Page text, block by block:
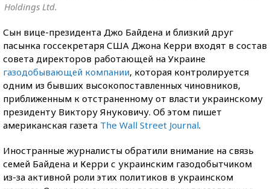
Holdings Ltd.
Сын вице-президента Джо Байдена и близкий друг
пасынка госсекретаря США Джона Керри входят в состав
совета директоров работающей на Украине
газодобывающей компании, которая контролируется
одним из бывших высокопоставленных чиновников,
приближенным к отстраненному от власти украинскому
президенту Виктору Януковичу. Об этом пишет
американская газета The Wall Street Journal.
Иностранные журналисты обратили внимание на связь
семей Байдена и Керри с украинским газодобытчиком
из-за активной роли этих политиков в украинском